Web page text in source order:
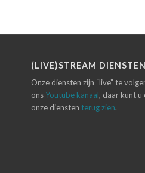
(LIVE)STREAM DIENSTEN
Onze diensten zijn “live” te
onsYoutube kanaal, daar kunt u
onze diensten terug zien.